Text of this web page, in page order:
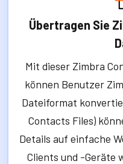
Übertragen Sie
Mit dieser Zimbra
können Benutzer
Dateiformat
Contacts Files)
Details auf einfache
Clients und -Geräte